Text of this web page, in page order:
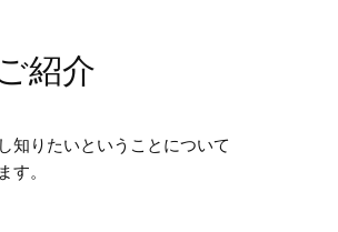
紹介
知りたいということについて
す。